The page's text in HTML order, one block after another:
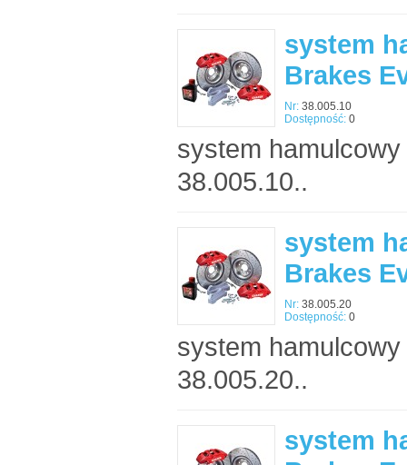
system
Brakes
Nr: 38.005.10
Dostępność: 0
system
38.005.10..
system
Brakes
Nr: 38.005.20
Dostępność: 0
system
38.005.20..
system